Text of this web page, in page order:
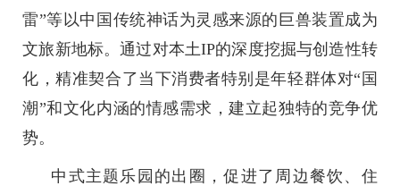
雷”等以中国传统神话为灵感来源的巨兽装置成为
文旅新地标。通过对本土IP的深度挖掘与创造性转
化，精准契合了当下消费者特别是年轻群体对“国
潮”和文化内涵的情感需求，建立起独特的竞争优
势。
中式主题乐园的出圈，促进了周边餐饮、住